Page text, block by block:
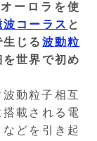
ーロラを使
波コーラス と
じる 波動粒
世界で初め
動粒子相互
載される電
どを引き起